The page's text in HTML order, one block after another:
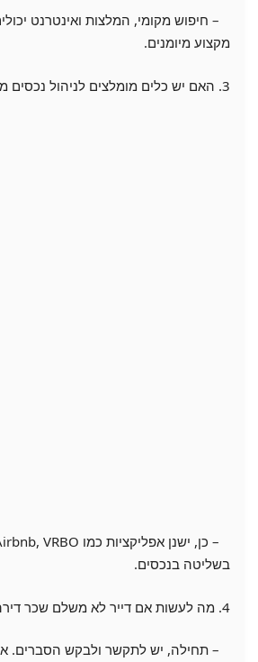
– חיפוש מקומי, המלצות ואינטרנט
מקצוע מיומנים.
3. האם יש כלים מומלצים לניהול נכסים מרחוק?
בשליטה בנכסים.
4. מה לעשות אם דייר לא משלם שכר דירה?
– תחילה, יש לתקשר ולבקש הסברים.